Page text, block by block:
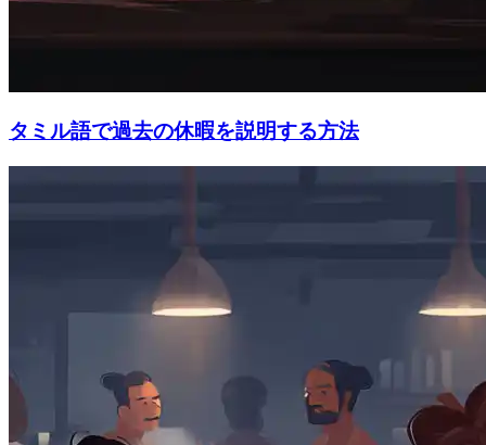
タミル語で過去の休暇を説明する方法